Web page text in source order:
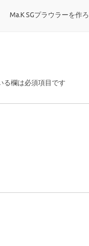
Ma.K SGプラウラーを作
る欄は必須項目です